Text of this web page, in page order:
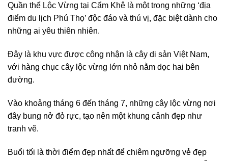
Quần thể Lộc Vừng tại Cẩm Khê là một trong những ‘địa
điểm du lịch Phú Thọ’ độc đáo và thú vị, đặc biệt dành cho
những ai yêu thiên nhiên.
Đây là khu vực được công nhận là cây di sản Việt Nam,
với hàng chục cây lộc vừng lớn nhỏ nằm dọc hai bên
đường.
Vào khoảng tháng 6 đến tháng 7, những cây lộc vừng nơi
đây bung nở đỏ rực, tạo nên một khung cảnh đẹp như
tranh vẽ.
Buổi tối là thời điểm đẹp nhất để chiêm ngưỡng vẻ đẹp